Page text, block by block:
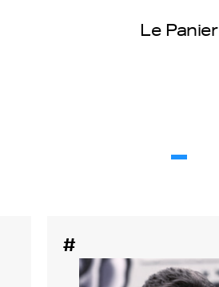
Le Panier
#